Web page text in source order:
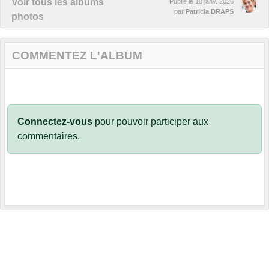
Voir tous les albums
photos
Publié le 18 janv. 2026
par Patricia DRAPS
COMMENTEZ L'ALBUM
Connectez-vous pour pouvoir participer aux
commentaires.